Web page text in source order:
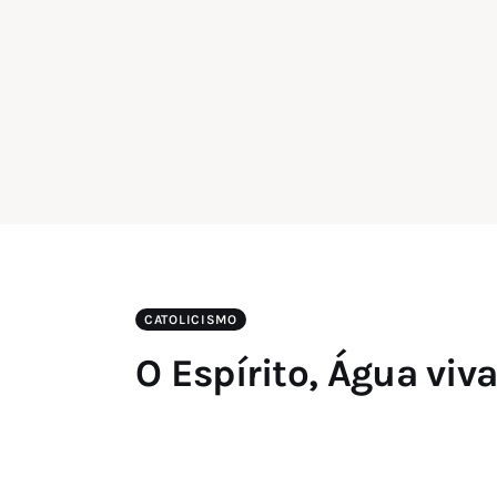
CATOLICISMO
O Espírito, Água viva